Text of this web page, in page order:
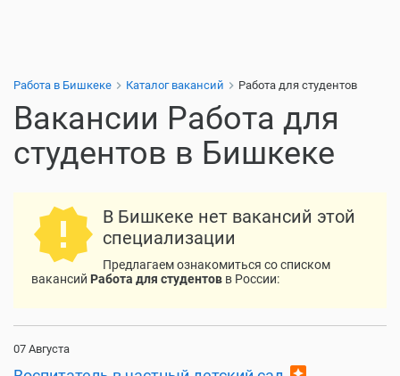
Работа в Бишкеке Каталог вакансий Работа для студентов
Вакансии Работа для
студентов в Бишкеке
В Бишкеке нет вакансий этой
специализации
Предлагаем ознакомиться со списком
вакансий Работа для студентов в России:
07 Августа